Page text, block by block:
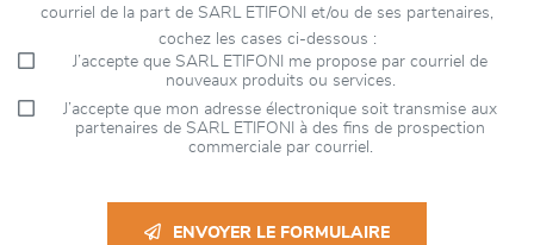
courriel de la part de SARL ETIFONI et/ou de ses partenaires,
cochez les cases ci-dessous :
J’accepte que SARL ETIFONI me propose par courriel de
nouveaux produits ou services.
J’accepte que mon adresse électronique soit transmise aux
partenaires de SARL ETIFONI à des fins de prospection
commerciale par courriel.
ENVOYER LE FORMULAIRE